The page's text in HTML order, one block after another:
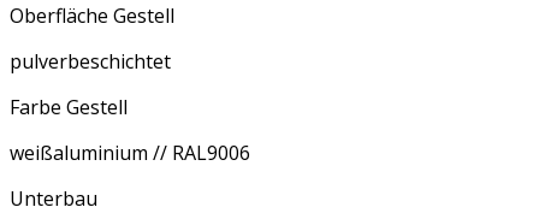
Oberfläche Gestell
pulverbeschichtet
Farbe Gestell
weißaluminium // RAL9006
Unterbau